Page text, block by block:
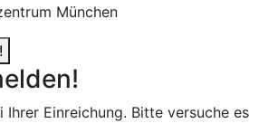
München
Ihrer Einreichung. Bitte versuche es